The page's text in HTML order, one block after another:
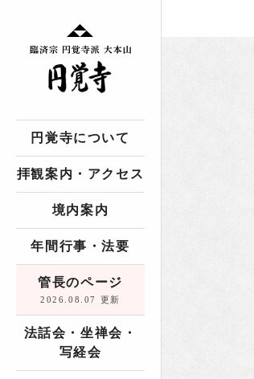
円覚寺について
拝観案内・アクセス
境内案内
年間行事・法要
管長のページ
2026.08.07 更新
法話会・坐禅会・
写経会